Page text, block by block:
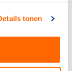
tonen
je niet mag